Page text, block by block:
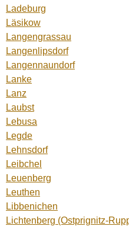
Ladeburg
Läsikow
Langengrassau
Langenlipsdorf
Langennaundorf
Lanke
Lanz
Laubst
Lebusa
Legde
Lehnsdorf
Leibchel
Leuenberg
Leuthen
Libbenichen
Lichtenberg (Ostprignitz-